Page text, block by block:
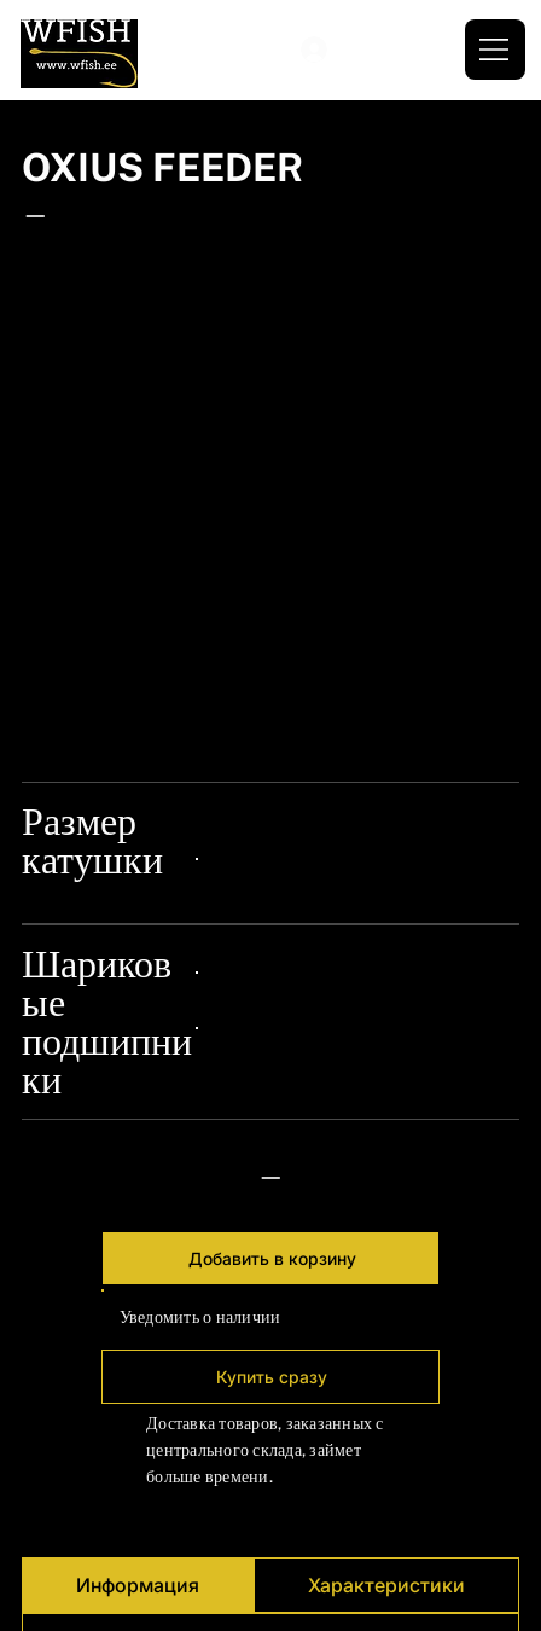
Размер
катушки
Шариков
ые
подшипни
ки
—
Добавить в корзину
Уведомить о наличии
Купить сразу
Доставка товаров, заказанных с
центрального склада, займет
больше времени.
Информация Характеристики
OXIUS FEEDER
—